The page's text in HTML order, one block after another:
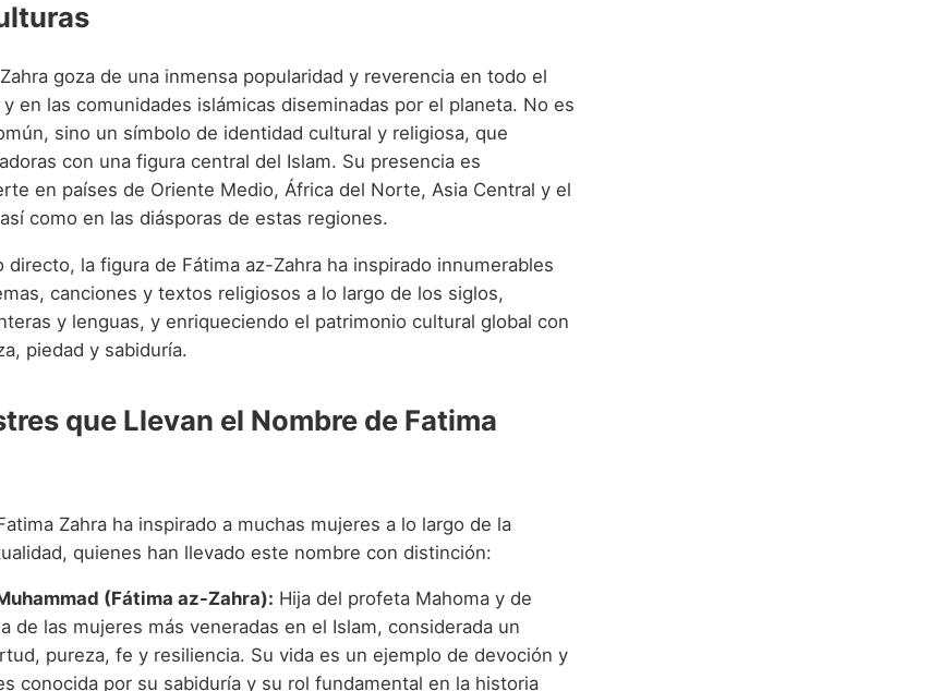
goza de una inmensa popularidad y reverencia en todo el
en las comunidades islámicas diseminadas por el planeta. No es
sino un símbolo de identidad cultural y religiosa, que
con una figura central del Islam. Su presencia es
en países de Oriente Medio, África del Norte, Asia Central y el
como en las diásporas de estas regiones.
directo, la figura de Fátima az-Zahra ha inspirado innumerables
canciones y textos religiosos a lo largo de los siglos,
y lenguas, y enriqueciendo el patrimonio cultural global con
piedad y sabiduría.
que Llevan el Nombre de Fatima
Zahra ha inspirado a muchas mujeres a lo largo de la
quienes han llevado este nombre con distinción:
(Fátima az-Zahra): Hija del profeta Mahoma y de
de las mujeres más veneradas en el Islam, considerada un
pureza, fe y resiliencia. Su vida es un ejemplo de devoción y
conocida por su sabiduría y su rol fundamental en la historia